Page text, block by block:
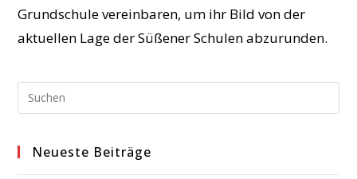
Grundschule vereinbaren, um ihr Bild von der
aktuellen Lage der Süßener Schulen abzurunden.
Neueste Beiträge